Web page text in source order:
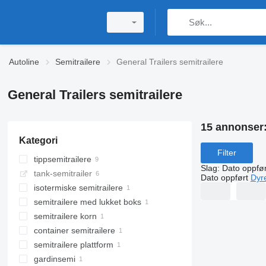
Autoline Semitrailere General Trailers semitrailere
General Trailers semitrailere
Kategori
tippsemitrailere
tank-semitrailer
isotermiske semitrailere
semitrailere med lukket boks
semitrailere korn
container semitrailere
semitrailere plattform
gardinsemi
15 annonser:
Filter
Slag: Dato
Dato oppført